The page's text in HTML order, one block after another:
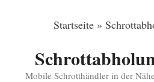
Startseite»
Mobile Schrotthändler in der